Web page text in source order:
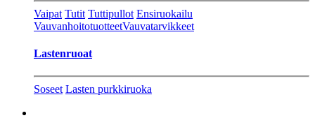
Vaipat Tutit Tuttipullot Ensiruokailu
VauvanhoitotuotteetVauvatarvikkeet
Lastenruoat
Soseet Lasten purkkiruoka